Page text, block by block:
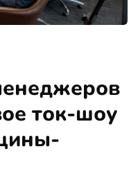
ток-шоу